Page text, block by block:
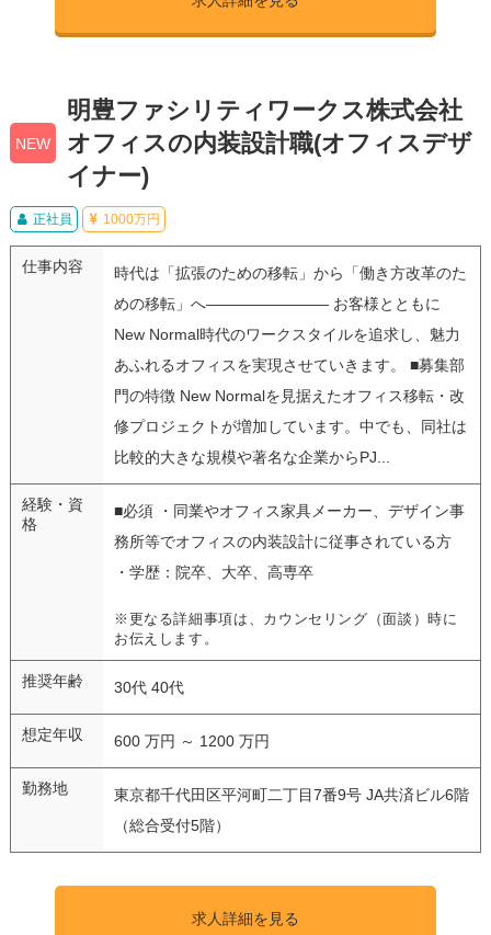
NEW
明豊ファシリティワークス株式会社
オフィスの内装設計職(オフィスデザ
イナー)
正社員 1000万円
仕事内容
時代は「拡張のための移転」から「働き方改革のた
めの移転」へ―――――――― お客様とともに
New Normal時代のワークスタイルを追求し、魅力
あふれるオフィスを実現させていきます。 ■募集部
門の特徴 New Normalを見据えたオフィス移転・改
修プロジェクトが増加しています。中でも、同社は
比較的大きな規模や著名な企業からPJ...
経験・資
格
■必須 ・同業やオフィス家具メーカー、デザイン事
務所等でオフィスの内装設計に従事されている方
・学歴：院卒、大卒、高専卒
※更なる詳細事項は、カウンセリング（面談）時に
お伝えします。
推奨年齢 30代 40代
想定年収 600 万円 ～ 1200 万円
勤務地
東京都千代田区平河町二丁目7番9号 JA共済ビル6階
（総合受付5階）
求人詳細を見る